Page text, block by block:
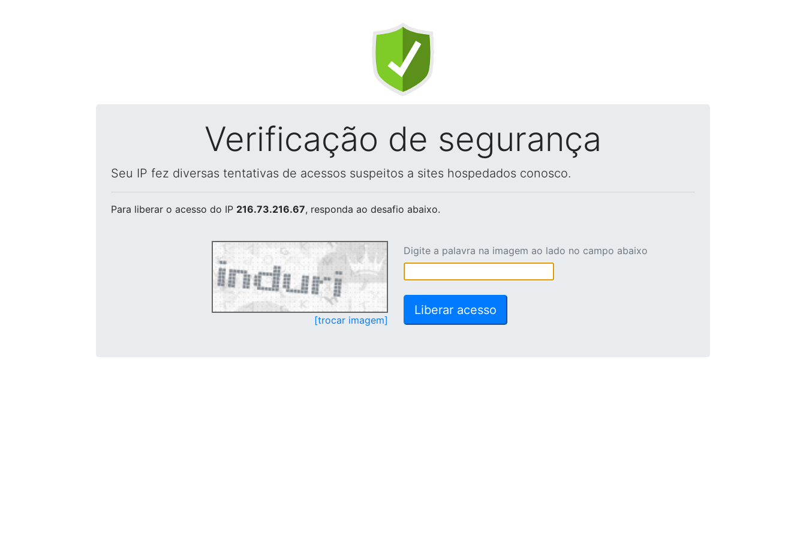
Verificação de segurança
Seu IP fez diversas tentativas de acessos suspeitos a sites hospedados conosco.
Para liberar o acesso do IP 216.73.216.67, responda ao desafio abaixo.
[trocar imagem]
Digite a palavra na imagem ao lado no campo abaixo